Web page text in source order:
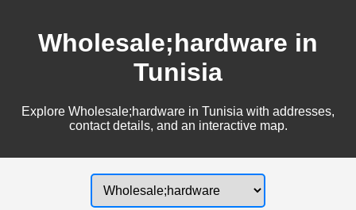
Wholesale;hardware in
Tunisia
Explore Wholesale;hardware in Tunisia with addresses,
contact details, and an interactive map.